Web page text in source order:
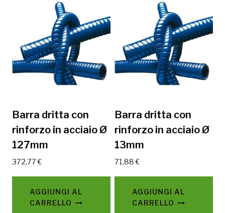
Barra dritta con
rinforzo in acciaio Ø
127mm
372,77€
AGGIUNGI AL
CARRELLO
Barra dritta con
rinforzo in acciaio Ø
13mm
71,88€
AGGIUNGI AL
CARRELLO